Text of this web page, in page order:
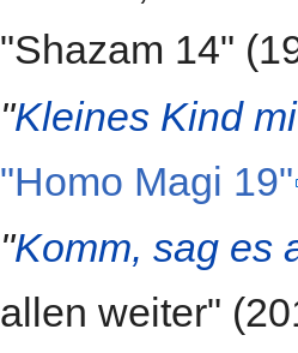
"Shazam 14"
"Kleines Kind
"Homo Magi 19"
"Komm, sag es
allen weiter"